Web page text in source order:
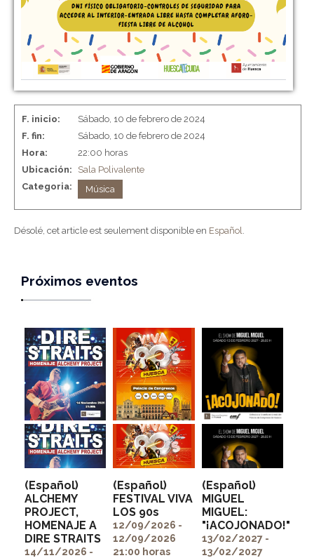
F. inicio:
Sábado, 10 de febrero de 2024
F. fin:
Sábado, 10 de febrero de 2024
Hora:
22:00 horas
Ubicación:
Sala Polivalente
Categoria:
Música
Désolé, cet article est seulement disponible en Español
Próximos eventos
" alt=""
itemprop="image">
(Español)
ALCHEMY
PROJECT,
HOMENAJE A
DIRE STRAITS
14/11/2026 -
" alt=""
itemprop="image">
(Español)
FESTIVAL VIVA
LOS 90s
12/09/2026 -
12/09/2026
21:00 horas
" alt=""
itemprop="image">
(Español)
MIGUEL
MIGUEL:
"¡ACOJONADO!"
13/02/2027 -
13/02/2027